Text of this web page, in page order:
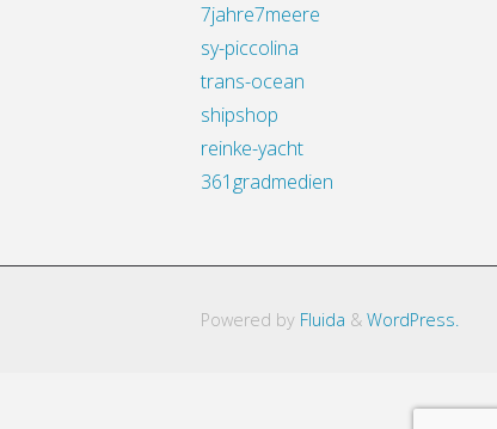
7jahre7meere
sy-piccolina
trans-ocean
shipshop
reinke-yacht
361gradmedien
Powered by Fluida & WordPress.